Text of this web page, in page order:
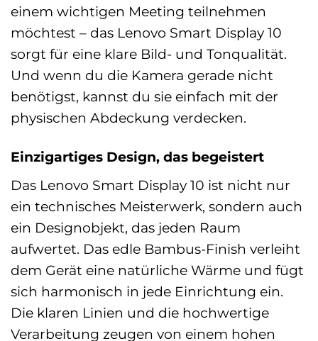
einem wichtigen Meeting teilnehmen
möchtest – das Lenovo Smart Display 10
sorgt für eine klare Bild- und Tonqualität.
Und wenn du die Kamera gerade nicht
benötigst, kannst du sie einfach mit der
physischen Abdeckung verdecken.
Einzigartiges Design, das begeistert
Das Lenovo Smart Display 10 ist nicht nur
ein technisches Meisterwerk, sondern auch
ein Designobjekt, das jeden Raum
aufwertet. Das edle Bambus-Finish verleiht
dem Gerät eine natürliche Wärme und fügt
sich harmonisch in jede Einrichtung ein.
Die klaren Linien und die hochwertige
Verarbeitung zeugen von einem hohen